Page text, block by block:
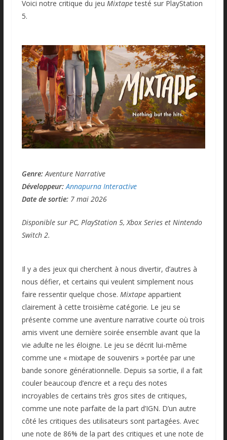
Voici notre critique du jeu Mixtapetesté sur PlayStation
5.
Genre:Aventure Narrative
Développeur:Annapurna Interactive
Date de sortie:7 mai 2026
Disponible sur PC, PlayStation 5, Xbox Series et Nintendo
Switch 2.
Il y a des jeux qui cherchent à nous divertir, d’autres à
nous défier, et certains qui veulent simplement nous
faire ressentir quelque chose. Mixtapeappartient
clairement à cette troisième catégorie. Le jeu se
présente comme une aventure narrative courte où trois
amis vivent une dernière soirée ensemble avant que la
vie adulte ne les éloigne. Le jeu se décrit lui-même
comme une « mixtape de souvenirs » portée par une
bande sonore générationnelle. Depuis sa sortie, il a fait
couler beaucoup d’encre et a reçu des notes
incroyables de certains très gros sites de critiques,
comme une note parfaite de la part d’IGN. D’un autre
côté les critiques des utilisateurs sont partagées. Avec
une note de 86% de la part des critiques et une note de